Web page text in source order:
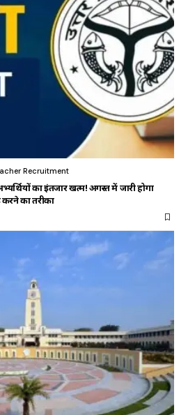
Recruitment
का इंतजार खत्म! अगस्त में जारी होगा
करने का तरीका